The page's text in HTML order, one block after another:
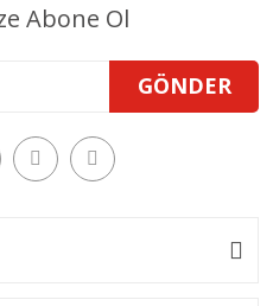
Abone Ol
GÖNDER